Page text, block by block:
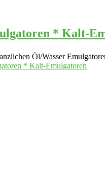
* Kalt-
Öl/Wasser
* Kalt-Emulgatoren